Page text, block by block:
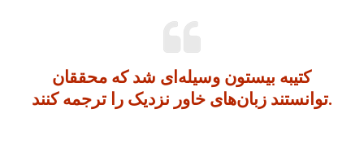
کتیبه بیستون وسیله‌ای شد که محققان
توانستند زبان‌های خاور نزدیک را ترجمه کنند.